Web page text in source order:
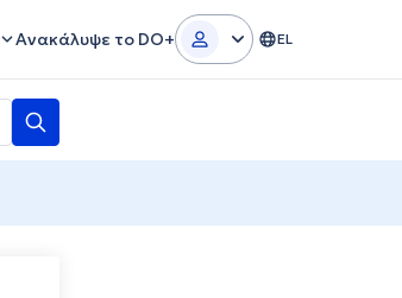
Ανακάλυψε το DO+ EL